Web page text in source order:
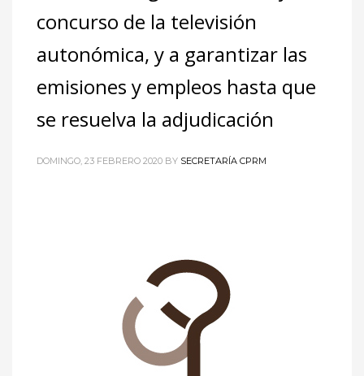
concurso de la televisión
autonómica, y a garantizar las
emisiones y empleos hasta que
se resuelva la adjudicación
DOMINGO, 23 FEBRERO 2020 BY SECRETARÍA CPRM